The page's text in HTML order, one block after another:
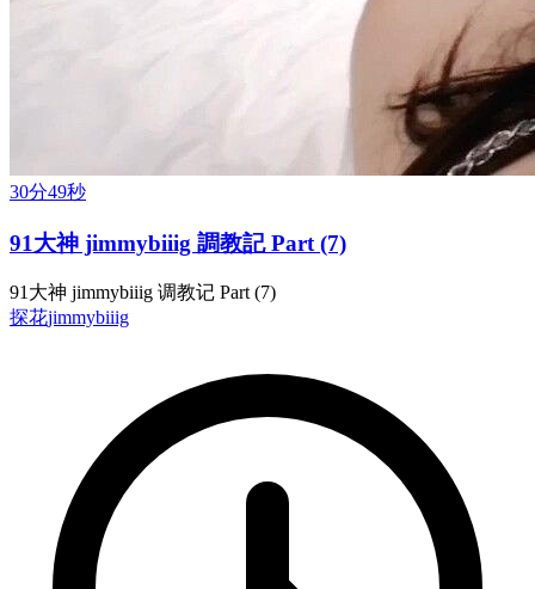
30分49秒
91大神 jimmybiiig 調教記 Part (7)
91大神 jimmybiiig 调教记 Part (7)
探花jimmybiiig